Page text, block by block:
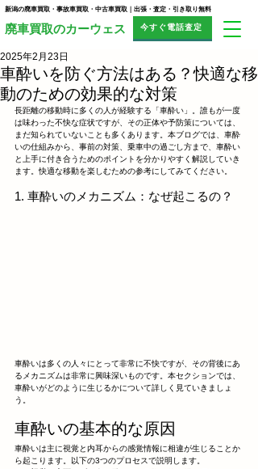
今すぐ電話査定
​廃車買取のカーウェス
新潟の廃車買取・事故車買取・中古車買取｜出張・査定・引き取り無料
車酔いを防ぐ方法はある？快適な移
動のための効果的な対策
2025年2月23日
長距離の移動時に多くの人が経験する「車酔い」。誰もが一度
は味わった不快な症状ですが、その正体や予防策については、
まだ知られていないことも多くあります。本ブログでは、車酔
いの仕組みから、事前の対策、乗車中の過ごし方まで、車酔い
と上手に付き合うためのポイントを分かりやすく解説していき
ます。快適な移動を楽しむための参考にしてみてください。
1. 車酔いのメカニズム：なぜ起こるの？
車酔いは多くの人々にとって非常に不快ですが、その背後にあ
るメカニズムは非常に興味深いものです。本セクションでは、
車酔いがどのように生じるかについて詳しく見ていきましょ
う。
車酔いの基本的な原因
車酔いは主に視覚と内耳からの感覚情報に相違が生じることか
ら起こります。以下の3つのプロセスで説明します。